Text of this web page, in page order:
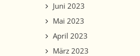
Juni 2023
Mai 2023
April 2023
März 2023